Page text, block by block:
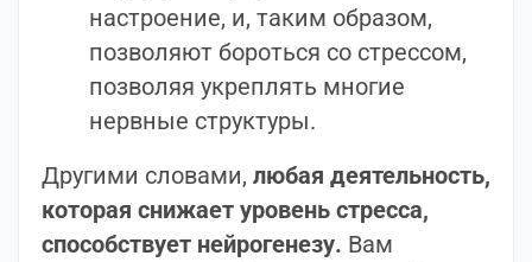
настроение, и, таким образом,
позволяют бороться со стрессом,
позволяя укреплять многие
нервные структуры.
Другими словами, любая деятельность,
которая снижает уровень стресса,
способствует нейрогенезу. Вам